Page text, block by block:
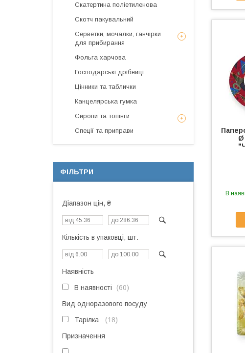
Ø
В
Скатертина поліетиленова
Скотч пакувальний
Серветки, мочалки, ганчірки
для прибирання
Фольга харчова
Господарські дрібниці
Цінники та таблички
Канцелярська гумка
Сиропи та топінги
Спеції та приправи
ФІЛЬТРИ
Діапазон цін, ₴
Кількість в упаковці, шт.
Наявність
В наявності 60
Вид одноразового посуду
Тарілка 18
Призначення